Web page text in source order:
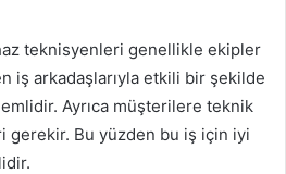
teknisyenleri genellikle ekipler
iş arkadaşlarıyla etkili bir şekilde
Ayrıca müşterilere teknik
gerekir. Bu yüzden bu iş için iyi